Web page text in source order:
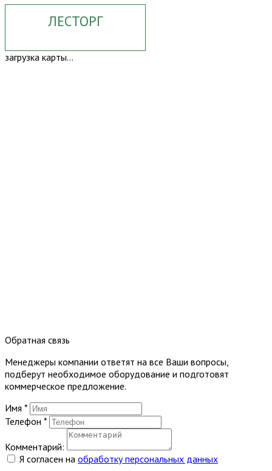
ЛЕСТОРГ
загрузка карты...
Обратная связь
Менеджеры компании ответят на все Ваши вопросы,
подберут необходимое оборудование и подготовят
коммерческое предложение.
Имя *
Телефон *
Комментарий:
Я согласен на обработку персональных данных